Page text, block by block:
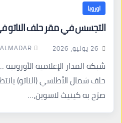
اوروبا
التجسس في مقر حلف الناتو
26 يوليو، 2026 ALMADAR
شبكة المدار الإعلامية
حلف شمال الأطلسي (الناتو)
صرّح به كينيث لاسوين،…